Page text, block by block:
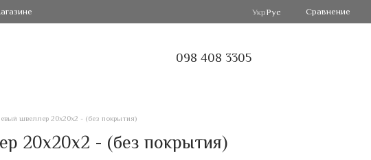
УкрРус Сравнение
098 408 3305
швеллер 20х20х2 - (без покрытия)
20х20х2 - (без покрытия)